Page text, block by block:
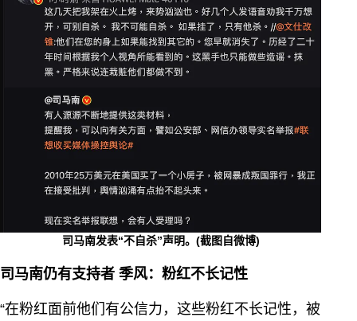
司马南发表“不自杀”声明。(截图自微博)
司马南仍有支持者 季风：粉红不长记性
“在粉红面前他们有公信力，这些粉红不长记性，被